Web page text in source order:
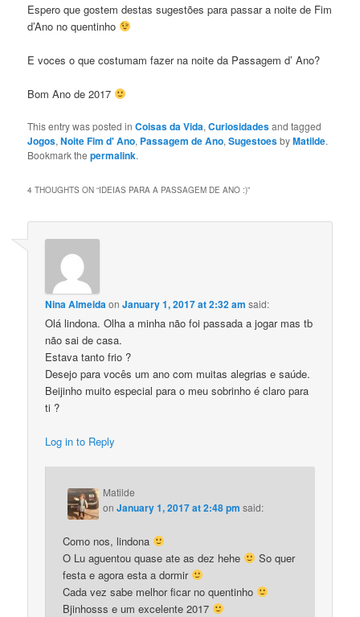
Espero que gostem destas sugestões para passar a noite de Fim
d’Ano no quentinho
E voces o que costumam fazer na noite da Passagem d’ Ano?
Bom Ano de 2017
This entry was posted inCoisas da Vida,Curiosidadesand tagged
Jogos,Noite Fim d' Ano, Passagem de Ano,SugestoesbyMatilde.
Bookmark thepermalink.
4 THOUGHTS ON “IDEIAS PARA A PASSAGEM DE ANO :)”
Nina AlmeidaonJanuary 1, 2017 at 2:32 am said:
Olá lindona. Olha a minha não foi passada a jogar mas tb
não sai de casa.
Estava tanto frio ?
Desejo para vocês um ano com muitas alegrias e saúde.
Beijinho muito especial para o meu sobrinho é claro para
ti ?
Log in to Reply
Matilde
onJanuary 1, 2017 at 2:48 pm said:
Como nos, lindona
O Lu aguentou quase ate as dez hehe
So quer
festa e agora esta a dormir
Cada vez sabe melhor ficar no quentinho
Bjinhosss e um excelente 2017